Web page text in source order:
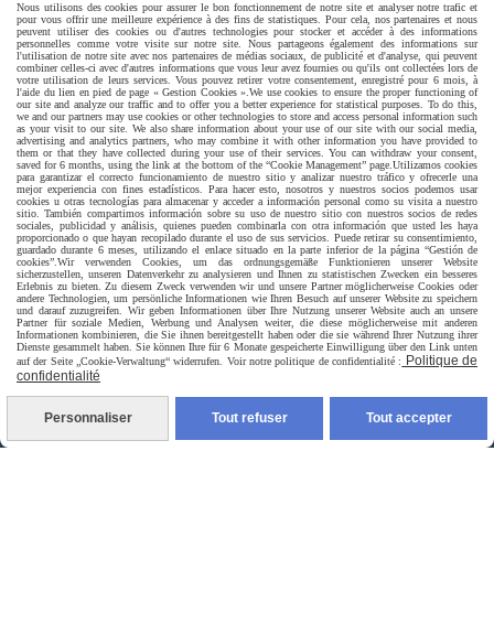
Livraison rapide
livraison à domicile France et union europeen
Nous utilisons des cookies pour assurer le bon fonctionnement de notre site et analyser notre trafic et
pour vous offrir une meilleure expérience à des fins de statistiques. Pour cela, nos partenaires et nous
peuvent utiliser des cookies ou d'autres technologies pour stocker et accéder à des informations
personnelles comme votre visite sur notre site. Nous partageons également des informations sur
l'utilisation de notre site avec nos partenaires de médias sociaux, de publicité et d'analyse, qui peuvent
combiner celles-ci avec d'autres informations que vous leur avez fournies ou qu'ils ont collectées lors de
votre utilisation de leurs services. Vous pouvez retirer votre consentement, enregistré pour 6 mois, à
l'aide du lien en pied de page « Gestion Cookies ». We use cookies to ensure the proper functioning of
our site and analyze our traffic and to offer you a better experience for statistical purposes. To do this,
we and our partners may use cookies or other technologies to store and access personal information such
as your visit to our site. We also share information about your use of our site with our social media,
advertising and analytics partners, who may combine it with other information you have provided to
them or that they have collected during your use of their services. You can withdraw your consent,
saved for 6 months, using the link at the bottom of the “Cookie Management” page. Utilizamos cookies
para garantizar el correcto funcionamiento de nuestro sitio y analizar nuestro tráfico y ofrecerle una
mejor experiencia con fines estadísticos. Para hacer esto, nosotros y nuestros socios podemos usar
cookies u otras tecnologías para almacenar y acceder a información personal como su visita a nuestro
sitio. También compartimos información sobre su uso de nuestro sitio con nuestros socios de redes
sociales, publicidad y análisis, quienes pueden combinarla con otra información que usted les haya
proporcionado o que hayan recopilado durante el uso de sus servicios. Puede retirar su consentimiento,
guardado durante 6 meses, utilizando el enlace situado en la parte inferior de la página “Gestión de
cookies”. Wir verwenden Cookies, um das ordnungsgemäße Funktionieren unserer Website
sicherzustellen, unseren Datenverkehr zu analysieren und Ihnen zu statistischen Zwecken ein besseres
Erlebnis zu bieten. Zu diesem Zweck verwenden wir und unsere Partner möglicherweise Cookies oder
andere Technologien, um persönliche Informationen wie Ihren Besuch auf unserer Website zu speichern
und darauf zuzugreifen. Wir geben Informationen über Ihre Nutzung unserer Website auch an unsere
Partner für soziale Medien, Werbung und Analysen weiter, die diese möglicherweise mit anderen
Informationen kombinieren, die Sie ihnen bereitgestellt haben oder die sie während Ihrer Nutzung ihrer
Dienste gesammelt haben. Sie können Ihre für 6 Monate gespeicherte Einwilligung über den Link unten
auf der Seite „Cookie-Verwaltung“ widerrufen. Voir notre politique de confidentialité :
Politique de
confidentialité
Personnaliser Tout refuser Tout accepter